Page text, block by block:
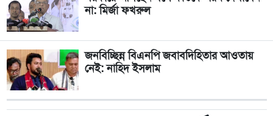
না: মির্জা ফখরুল
জনবিচ্ছিন্ন বিএনপি জবাবদিহিতার আওতায়
নেই: নাহিদ ইসলাম